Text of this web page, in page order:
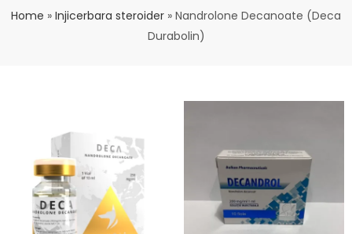
Home » Injicerbara steroider » Nandrolone Decanoate (Deca
Durabolin)